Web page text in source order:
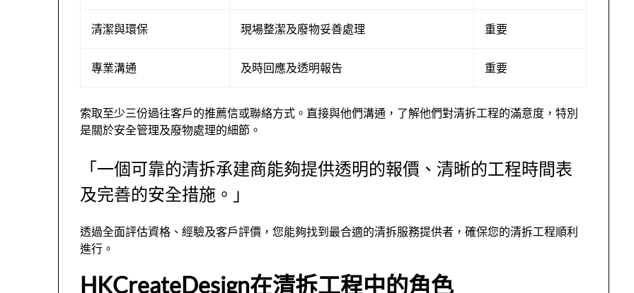
清潔與環保 現場整潔及廢物妥善處理 重要
專業溝通 及時回應及透明報告 重要
索取至少三份過往客戶的推薦信或聯絡方式。直接與他們溝通，了解他們對清拆工程的滿意度，特別
是關於安全管理及廢物處理的細節。
「一個可靠的清拆承建商能夠提供透明的報價、清晰的工程時間表
及完善的安全措施。」
透過全面評估資格、經驗及客戶評價，您能夠找到最合適的清拆服務提供者，確保您的清拆工程順利
進行。
HKCreateDesign在清拆工程中的角色